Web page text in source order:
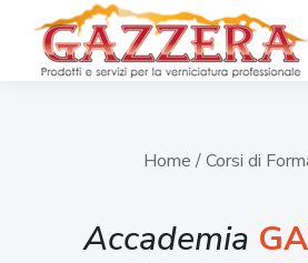
Home / Corsi di
Accademia